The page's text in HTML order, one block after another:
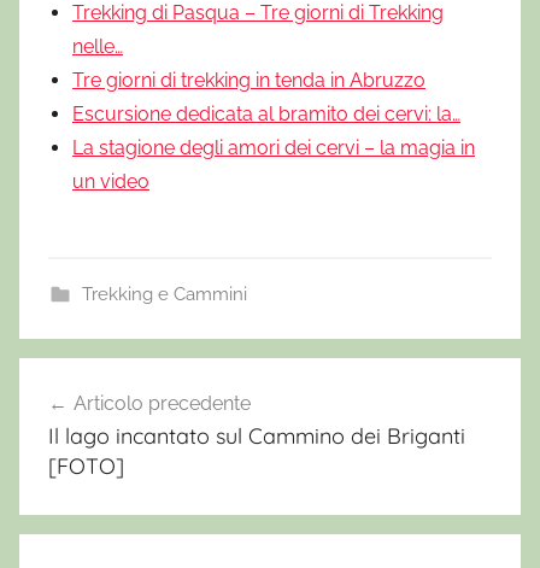
Trekking di Pasqua – Tre giorni di Trekking
nelle…
Tre giorni di trekking in tenda in Abruzzo
Escursione dedicata al bramito dei cervi: la…
La stagione degli amori dei cervi – la magia in
un video
Trekking e Cammini
B
g
a
n
Navigazione
articoli
Articolo precedente
Il lago incantato sul Cammino dei Briganti
[FOTO]